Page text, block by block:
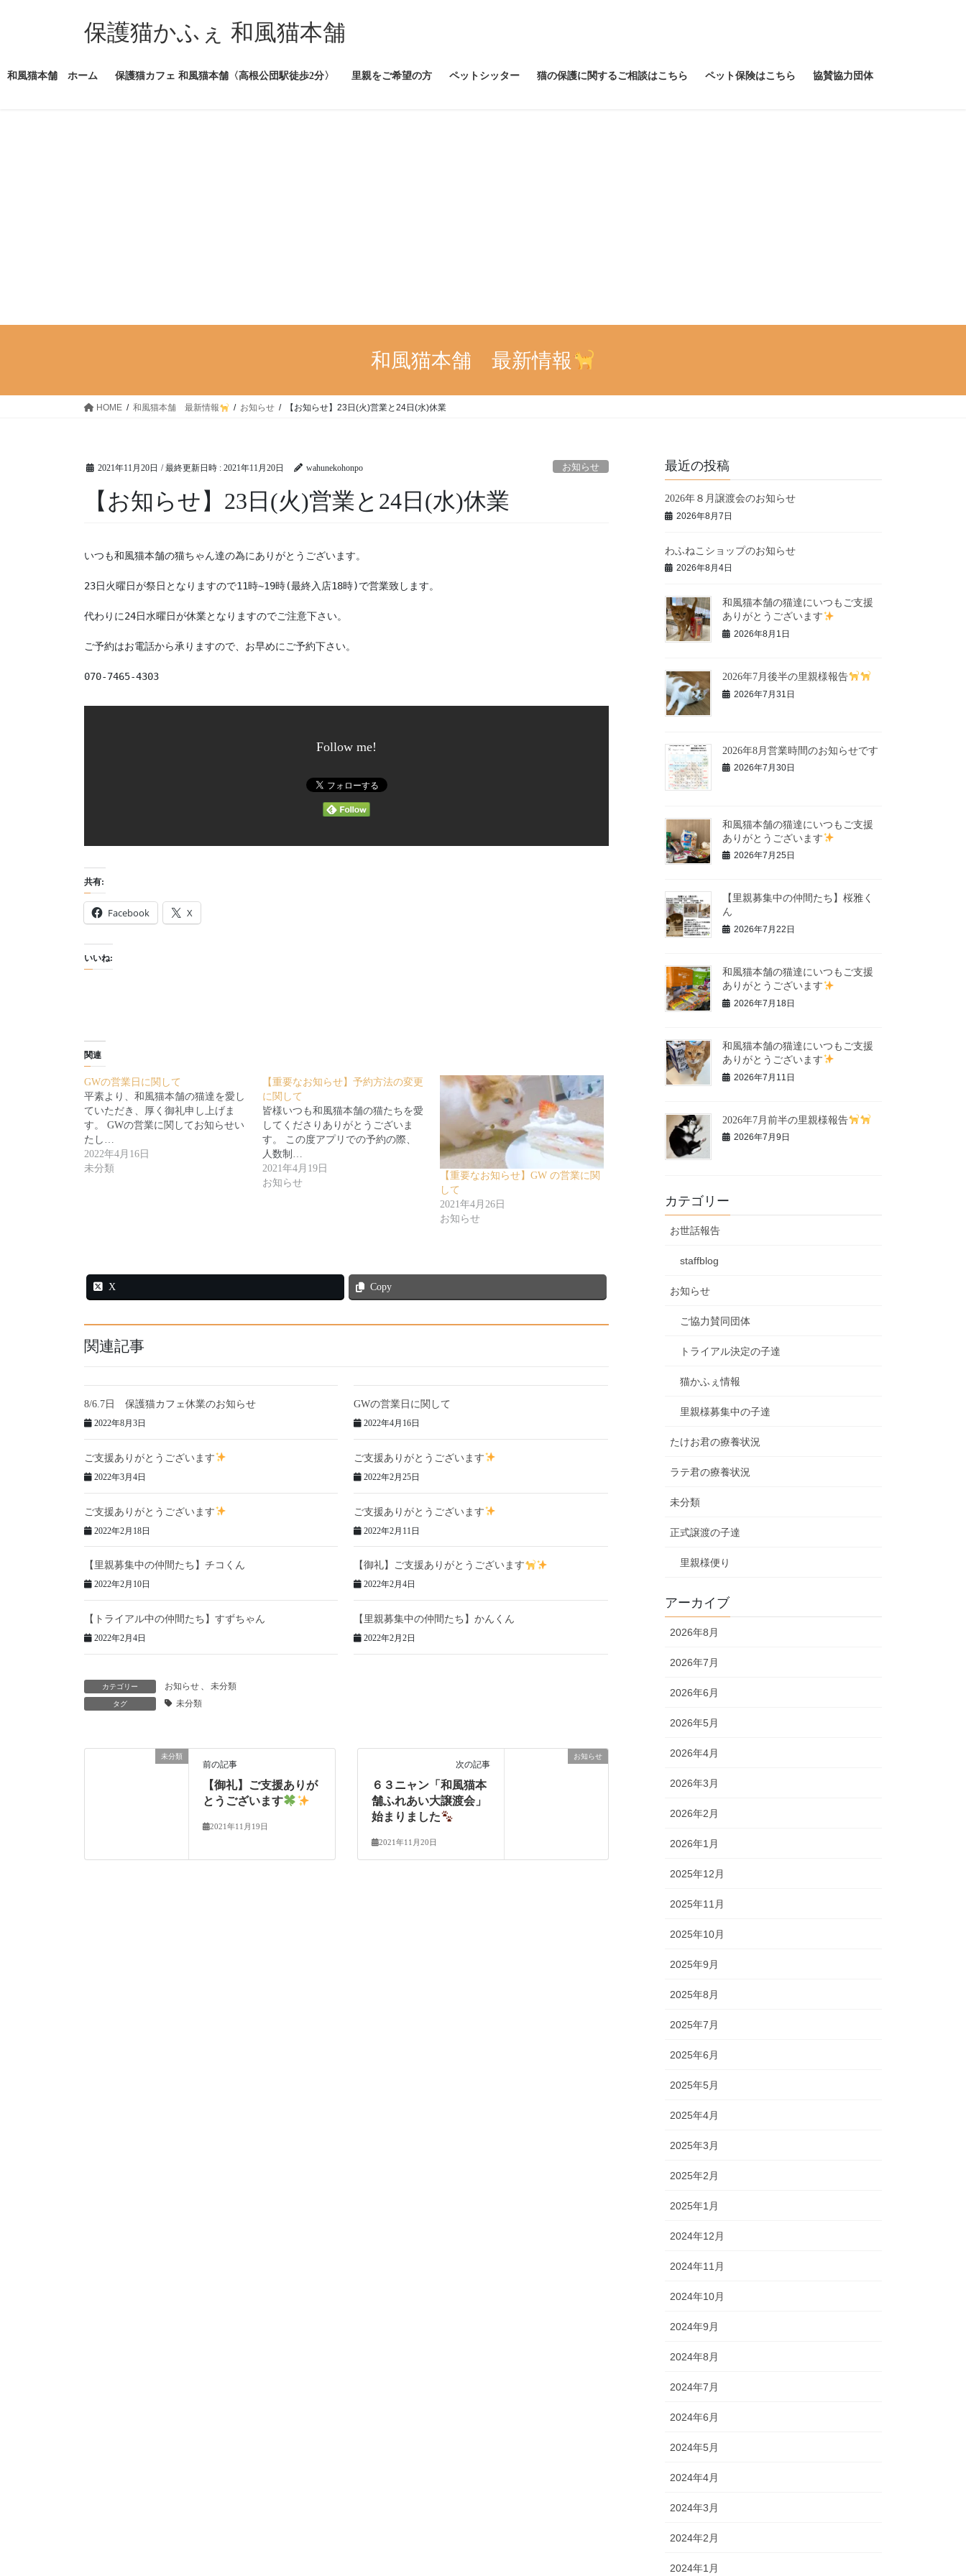
ツ
シ
保護猫かふぇ 和風猫本舗
和風猫本舗 ホーム 保護猫カフェ 和風猫本舗〈高根公団駅徒歩2分〉 里親をご希望の方 ペットシッター 猫の保護に関するご相談はこちら ペット保険はこちら 協賛協力団体
和風猫本舗 最新情報
HOME 和風猫本舗 最新情報 お知らせ 【お知らせ】23日(火)営業と24日(水)休業
2021年11月20日 / 最終更新日時 : 2021年11月20日 wahunekohonpo お知らせ
【お知らせ】23日(火)営業と24日(水)休業
いつも和風猫本舗の猫ちゃん達の為にありがとうございます。
23日火曜日が祭日となりますので11時~19時(最終入店18時)で営業致します。
代わりに24日水曜日が休業となりますのでご注意下さい。
ご予約はお電話から承りますので、お早めにご予約下さい。
070-7465-4303
Follow me!
共有:
Facebook X
いいね:
関連
GWの営業日に関して
平素より、和風猫本舗の猫達を愛し
ていただき、厚く御礼申し上げま
す。 GWの営業に関してお知らせい
たし…
2022年4月16日
未分類
【重要なお知らせ】予約方法の変更
に関して
皆様いつも和風猫本舗の猫たちを愛
してくださりありがとうございま
す。 この度アプリでの予約の際、
人数制…
2021年4月19日
お知らせ
【重要なお知らせ】GW の営業に関
して
2021年4月26日
お知らせ
X Copy
関連記事
8/6.7日 保護猫カフェ休業のお知らせ
2022年8月3日
GWの営業日に関して
2022年4月16日
ご支援ありがとうございます
2022年3月4日
ご支援ありがとうございます
2022年2月25日
ご支援ありがとうございます
2022年2月18日
ご支援ありがとうございます
2022年2月11日
【里親募集中の仲間たち】チコくん
2022年2月10日
【御礼】ご支援ありがとうございます
2022年2月4日
【トライアル中の仲間たち】すずちゃん
2022年2月4日
【里親募集中の仲間たち】かんくん
2022年2月2日
カテゴリー お知らせ 、 未分類
タグ 未分類
未分類
前の記事
【御礼】ご支援ありが
とうございます
2021年11月19日
お知らせ
次の記事
６３ニャン「和風猫本
舗ふれあい大譲渡会」
始まりました
2021年11月20日
最近の投稿
2026年８月譲渡会のお知らせ
2026年8月7日
わふねこショップのお知らせ
2026年8月4日
和風猫本舗の猫達にいつもご支援
ありがとうございます
2026年8月1日
2026年7月後半の里親様報告
2026年7月31日
2026年8月営業時間のお知らせです
2026年7月30日
和風猫本舗の猫達にいつもご支援
ありがとうございます
2026年7月25日
【里親募集中の仲間たち】桜雅く
ん
2026年7月22日
和風猫本舗の猫達にいつもご支援
ありがとうございます
2026年7月18日
和風猫本舗の猫達にいつもご支援
ありがとうございます
2026年7月11日
2026年7月前半の里親様報告
2026年7月9日
カテゴリー
お世話報告
staffblog
お知らせ
ご協力賛同団体
トライアル決定の子達
猫かふぇ情報
里親様募集中の子達
たけお君の療養状況
ラテ君の療養状況
未分類
正式譲渡の子達
里親様便り
アーカイブ
2026年8月
2026年7月
2026年6月
2026年5月
2026年4月
2026年3月
2026年2月
2026年1月
2025年12月
2025年11月
2025年10月
2025年9月
2025年8月
2025年7月
2025年6月
2025年5月
2025年4月
2025年3月
2025年2月
2025年1月
2024年12月
2024年11月
2024年10月
2024年9月
2024年8月
2024年7月
2024年6月
2024年5月
2024年4月
2024年3月
2024年2月
2024年1月